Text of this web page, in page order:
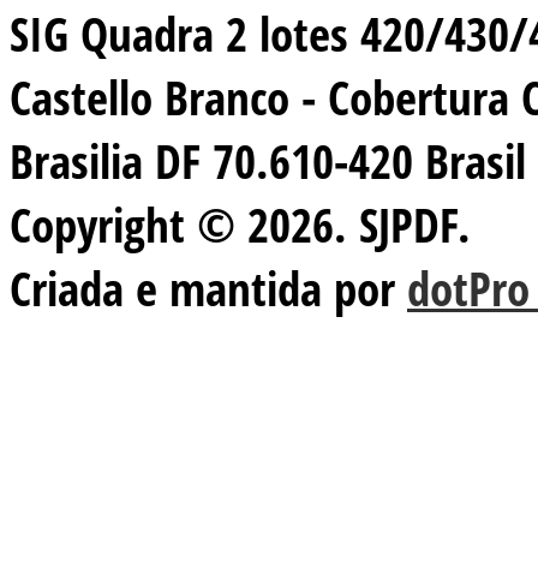
SIG Quadra 2 lotes 420/
Castello Branco - Cobertura
Brasilia DF 70.610-420 Brasil
Copyright © 2026. SJPDF.
Criada e mantida por